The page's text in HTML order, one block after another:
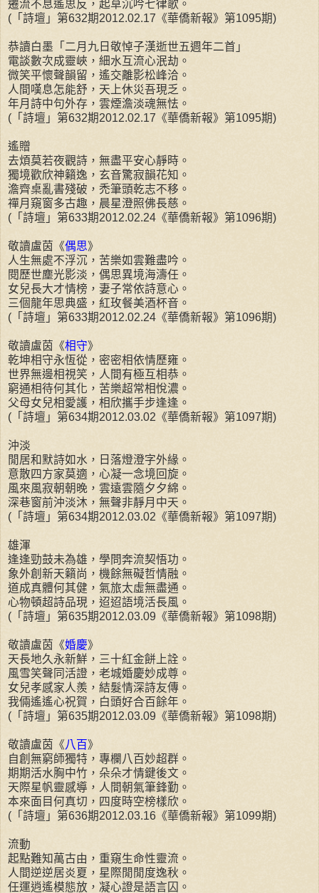
遷流不息遙思反，起草沉吟七律歌。
(「詩壇」第632期2012.02.17《華僑新報》第1095期)
恭讀白墨「二月九日敬悼子漢逝世五週年二首」
電談數次成靈峽，細水互流心泯劫。
微笑平懷聲韻留，遙交離影松峰洽。
人間嘆息怎能舒，天上休災吾現乏。
年月詩中句外存，雲煙澹淡魂無怯。
(「詩壇」第632期2012.02.17《華僑新報》第1095期)
遙贈
去煩莫若夜觀詩，無盡平安心靜時。
獨境歡欣神籟逸，玄音驚寂韻花知。
澹齊桌亂書殘破，禿筆頭乾志不移。
禪月窺窗多古趣，晨星澄照佛長慈。
(「詩壇」第633期2012.02.24《華僑新報》第1096期)
敬讀盧茵《偶思》
人生無處不浮沉，苦樂如雲難盡吟。
閱歷世塵光影淡，偶思異境海濤任。
女兒長大才情榜，妻子常依詩意心。
三個龍年思典盛，紅玫餐美酒杯音。
(「詩壇」第633期2012.02.24《華僑新報》第1096期)
敬讀盧茵《相守》
乾坤相守永恆從，密密相依情歷雍。
世界無邊相視笑，人間有極互相恭。
窮通相待何其化，苦樂超常相悅濃。
父母女兒相愛護，相欣攜手步逢逢。
(「詩壇」第634期2012.03.02《華僑新報》第1097期)
沖淡
閒居和默詩如水，日落燈澄字外緣。
意散四方家莫適，心凝一念境回旋。
風來風寂朝朝晚，雲遠雲隨夕夕綿。
深巷窗前沖淡沐，無聲非靜月中天。
(「詩壇」第634期2012.03.02《華僑新報》第1097期)
雄渾
逢逢勁鼓未為雄，學問奔流契悟功。
象外創新天籟尚，機餘無礙哲情融。
道成真體何其健，氣旅太虛無盡通。
心物頓超詩品現，迢迢語境活長風。
(「詩壇」第635期2012.03.09《華僑新報》第1098期)
敬讀盧茵《婚慶》
天長地久永新鮮，三十紅金餅上詮。
風雪笑聲同活證，老城婚慶妙成尊。
女兒孝感家人羨，結髮情深詩友傳。
我倆遙遙心祝賀，白頭好合百餘年。
(「詩壇」第635期2012.03.09《華僑新報》第1098期)
敬讀盧茵《八百》
自創無窮師獨特，專欄八百妙超群。
期期活水胸中竹，朵朵才情鍵後文。
天際星帆靈感導，人間朝氣筆鋒勤。
本來面目何真切，四度時空榜樣欣。
(「詩壇」第636期2012.03.16《華僑新報》第1099期)
流動
起點難知萬古由，重窺生命性靈流。
人間逆逆居炎夏，星際閒閒度逸秋。
任運逍遙模態放，凝心證是語言囚。